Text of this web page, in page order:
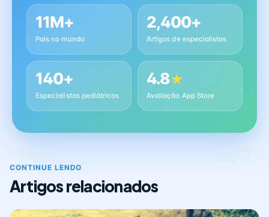
11M+
Pais no mundo
2,400+
Artigos de especialistas
140+
Especialistas pediátricos
4.8★
Avaliação App Store
CONTINUE LENDO
Artigos relacionados